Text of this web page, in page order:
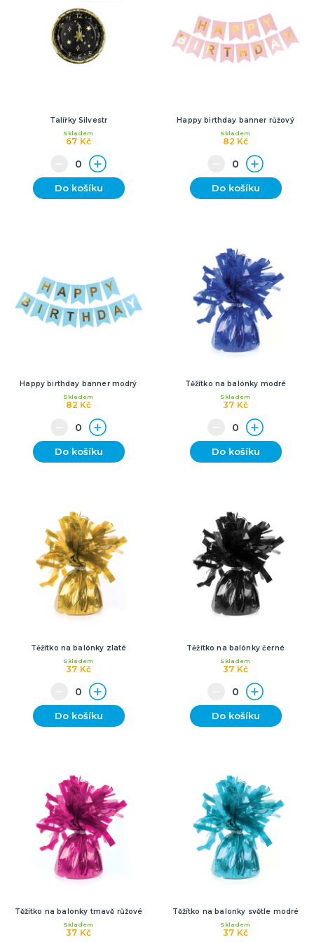
Talířky Silvestr
67 Kč
Skladem
Do košíku
Happy birthday banner růžový
82 Kč
Skladem
Do košíku
Happy birthday banner modrý
82 Kč
Skladem
Do košíku
Těžítko na balónky modré
37 Kč
Skladem
Do košíku
Těžítko na balónky zlaté
37 Kč
Skladem
Do košíku
Těžítko na balónky černé
37 Kč
Skladem
Do košíku
Těžítko na balonky tmavě růžové
37 Kč
Skladem
Těžítko na balonky světle modré
37 Kč
Skladem